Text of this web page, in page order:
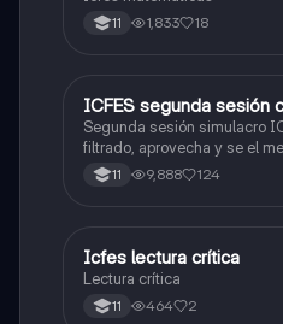
11 1,833 18
ICFES: Lectura Crítica
ICFES segunda sesión
Segunda sesión simulacro
filtrado, aprovecha y se el
poder ingresar a
carrera con la que tanto
11 9,888 124
Lengua Castellana
Icfes lectura crítica
Lectura crítica
11 464 2